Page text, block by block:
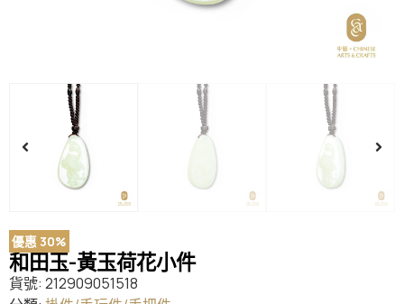
優惠 30%
和田玉-黃玉荷花小件
貨號: 212909051518